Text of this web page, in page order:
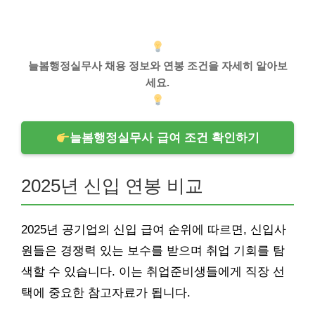
늘봄행정실무사 채용 정보와 연봉 조건을 자세히 알아보
세요.
늘봄행정실무사 급여 조건 확인하기
2025년 신입 연봉 비교
2025년 공기업의 신입 급여 순위에 따르면, 신입사
원들은 경쟁력 있는 보수를 받으며 취업 기회를 탐
색할 수 있습니다. 이는 취업준비생들에게 직장 선
택에 중요한 참고자료가 됩니다.